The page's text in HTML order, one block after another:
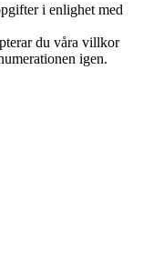
i enlighet med
du våra villkor
igen.